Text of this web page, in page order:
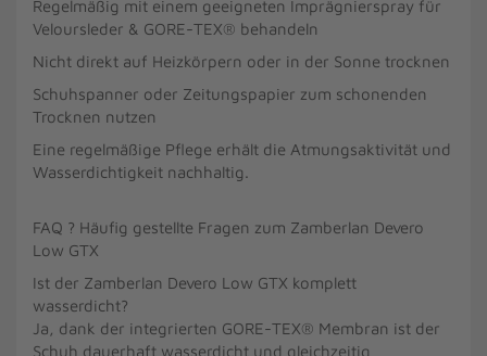
Regelmäßig mit einem geeigneten Imprägnierspray für
Veloursleder & GORE-TEX® behandeln
Nicht direkt auf Heizkörpern oder in der Sonne trocknen
Schuhspanner oder Zeitungspapier zum schonenden
Trocknen nutzen
Eine regelmäßige Pflege erhält die Atmungsaktivität und
Wasserdichtigkeit nachhaltig.
FAQ ? Häufig gestellte Fragen zum Zamberlan Devero
Low GTX
Ist der Zamberlan Devero Low GTX komplett
wasserdicht?
Ja, dank der integrierten GORE-TEX® Membran ist der
Schuh dauerhaft wasserdicht und gleichzeitig